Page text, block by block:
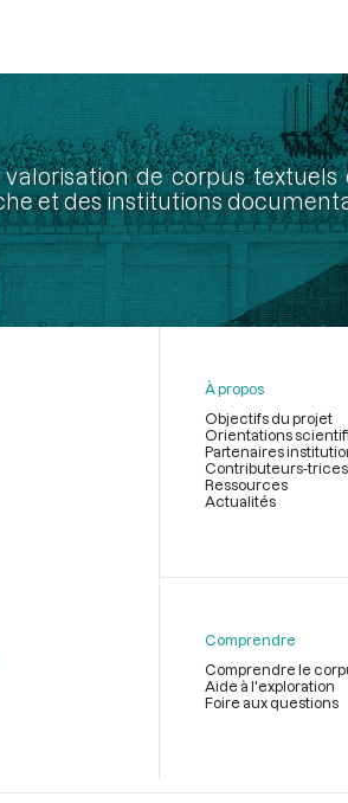
de corpus
et des institutions
page
À propos
Objectifs du projet
Orientations
Partenaires
Contributeurs-trices
Ressources
Actualités
Comprendre
Comprendre le
Aide à l'exploration
Foire aux questions